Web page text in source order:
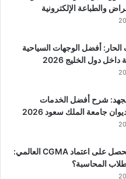
والطباعة الإلكترونية
أفضل الوجهات السياحية
دول الخليج 2026
شرح أفضل الخدمات
جامعة الملك سعود 2026
جامعة عجمان تحصل على اعتماد CGMA العالمي:
المحاسبة؟